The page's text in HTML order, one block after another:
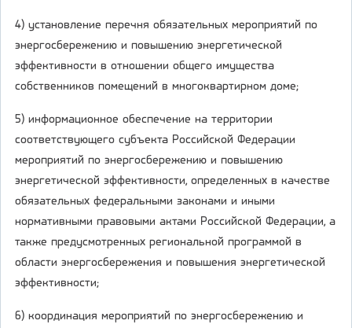
4) установление перечня обязательных мероприятий по
энергосбережению и повышению энергетической
эффективности в отношении общего имущества
собственников помещений в многоквартирном доме;
5) информационное обеспечение на территории
соответствующего субъекта Российской Федерации
мероприятий по энергосбережению и повышению
энергетической эффективности, определенных в качестве
обязательных федеральными законами и иными
нормативными правовыми актами Российской Федерации, а
также предусмотренных региональной программой в
области энергосбережения и повышения энергетической
эффективности;
6) координация мероприятий по энергосбережению и